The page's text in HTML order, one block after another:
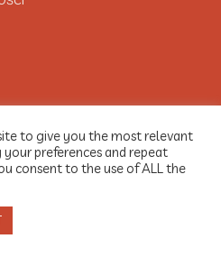
to give you the most relevant
preferences and repeat
consent to the use of ALL the